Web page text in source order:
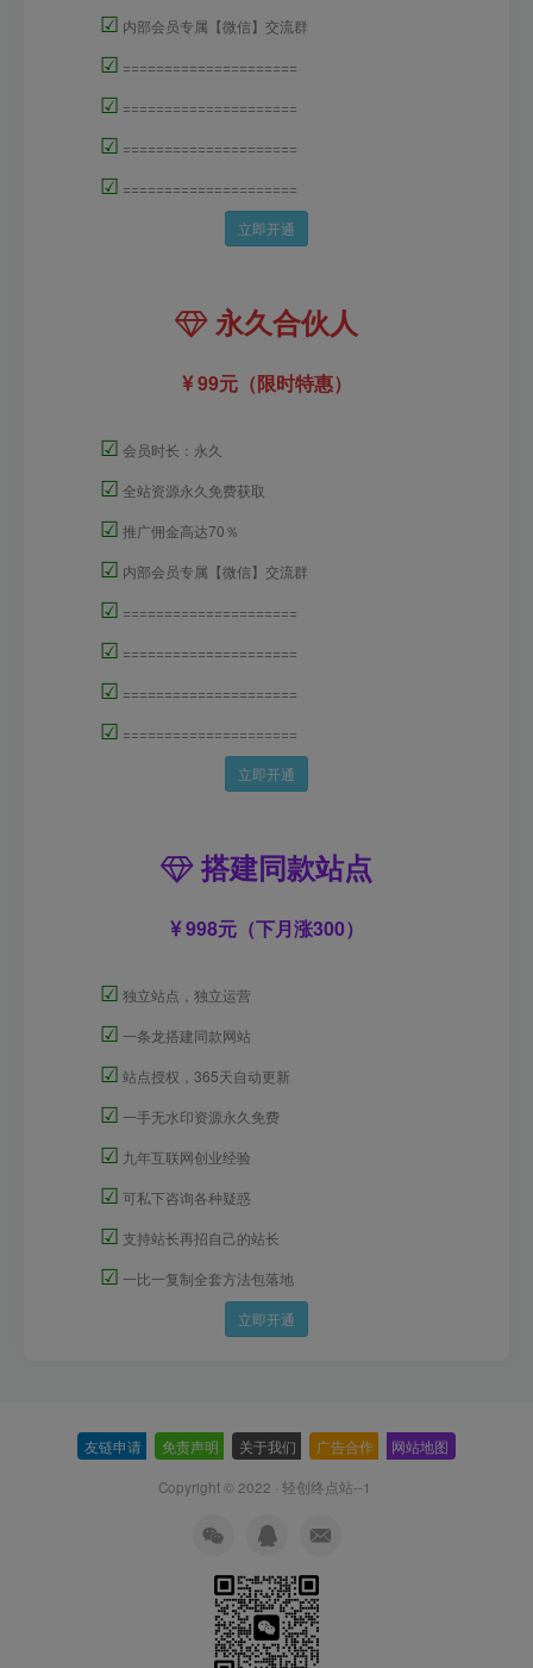
☑ 内部会员专属【微信】交流群
☑ =====================
☑ =====================
☑ =====================
☑ =====================
立即开通
永久合伙人
99元（限时特惠）
☑ 会员时长：永久
☑ 全站资源永久免费获取
☑ 推广佣金高达70％
☑ 内部会员专属【微信】交流群
☑ =====================
☑ =====================
☑ =====================
☑ =====================
立即开通
搭建同款站点
998元（下月涨300）
☑ 独立站点，独立运营
☑ 一条龙搭建同款网站
☑ 站点授权，365天自动更新
☑ 一手无水印资源永久免费
☑ 九年互联网创业经验
☑ 可私下咨询各种疑惑
☑ 支持站长再招自己的站长
☑ 一比一复制全套方法包落地
立即开通
友链申请 免责声明 关于我们 广告合作 网站地图
Copyright © 2022 · 轻创终点站--1